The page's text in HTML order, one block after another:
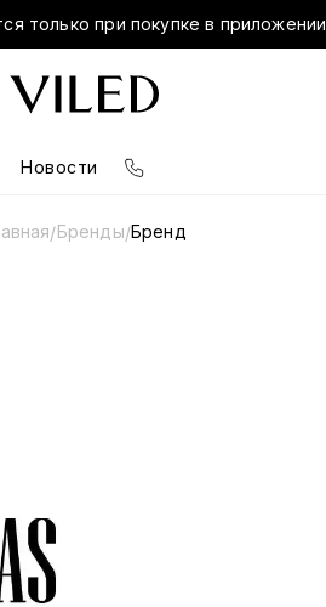
только при покупке в приложении
Новости
/Бренды/Бренд